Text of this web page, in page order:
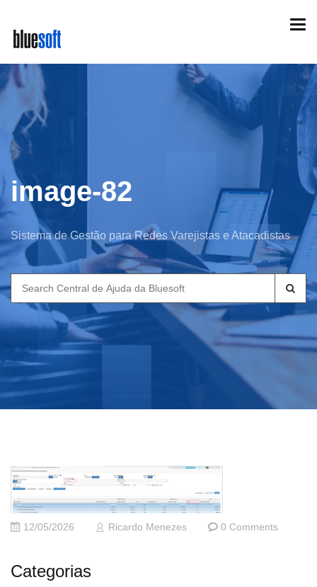
main
content
image-82
Sistema de Gestão para Redes Varejistas e Atacadistas
Search
for:
12/05/2026 Ricardo Menezes 0 Comments
Categorias